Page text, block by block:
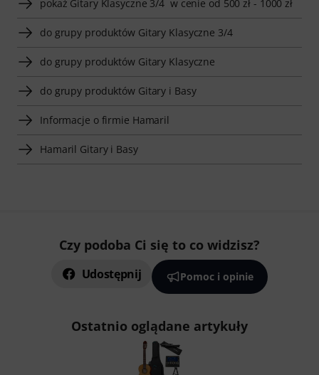
pokaż Gitary Klasyczne 3/4 w cenie od 500 zł - 1000 zł
do grupy produktów Gitary Klasyczne 3/4
do grupy produktów Gitary Klasyczne
do grupy produktów Gitary i Basy
Informacje o firmie Hamaril
Hamaril Gitary i Basy
Czy podoba Ci się to co widzisz?
Udostępnij Pomoc i opinie
Ostatnio oglądane artykuły